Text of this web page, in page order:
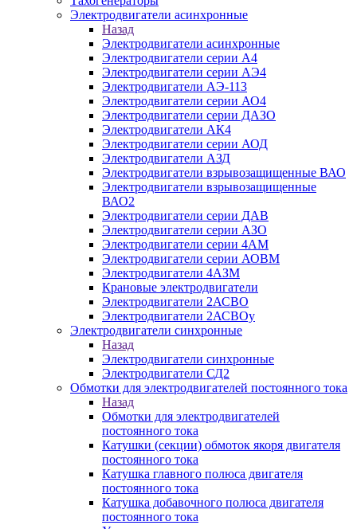
Электродвигатели асинхронные
Назад
Электродвигатели асинхронные
Электродвигатели серии А4
Электродвигатели серии АЭ4
Электродвигатели АЭ-113
Электродвигатели серии АО4
Электродвигатели серии ДАЗО
Электродвигатели АК4
Электродвигатели серии АОД
Электродвигатели АЗД
Электродвигатели взрывозащищенные ВАО
Электродвигатели взрывозащищенные
ВАО2
Электродвигатели серии ДАВ
Электродвигатели серии АЗО
Электродвигатели серии 4АМ
Электродвигатели серии АОВМ
Электродвигатели 4АЗМ
Крановые электродвигатели
Электродвигатели 2АСВО
Электродвигатели 2АСВОу
Электродвигатели синхронные
Назад
Электродвигатели синхронные
Электродвигатели СД2
Обмотки для электродвигателей постоянного тока
Назад
Обмотки для электродвигателей
постоянного тока
Катушки (секции) обмоток якоря двигателя
постоянного тока
Катушка главного полюса двигателя
постоянного тока
Катушка добавочного полюса двигателя
постоянного тока